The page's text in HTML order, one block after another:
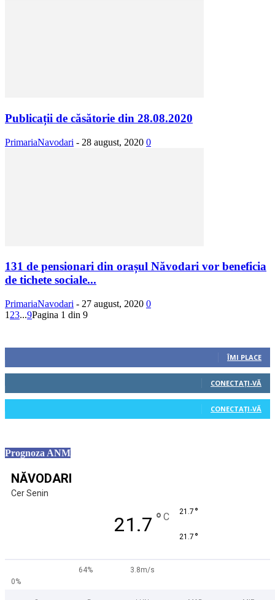
Publicații de căsătorie din 28.08.2020
PrimariaNavodari - 28 august, 2020 0
131 de pensionari din orașul Năvodari vor beneficia
de tichete sociale...
PrimariaNavodari - 27 august, 2020 0
1 23...9Pagina 1 din 9
ÎMI PLACE
CONECTAȚI-VĂ
CONECTAȚI-VĂ
Prognoza ANM
NĂVODARI
Cer Senin
21.7 ° C 21.7 °
21.7 °
64%
3.8m/s
0%